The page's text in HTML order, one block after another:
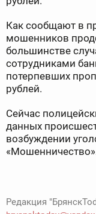
Как сообщают в
мошенников
большинстве
сотрудниками
потерпевших
рублей.
Сейчас
данных
возбуждении
Редакция